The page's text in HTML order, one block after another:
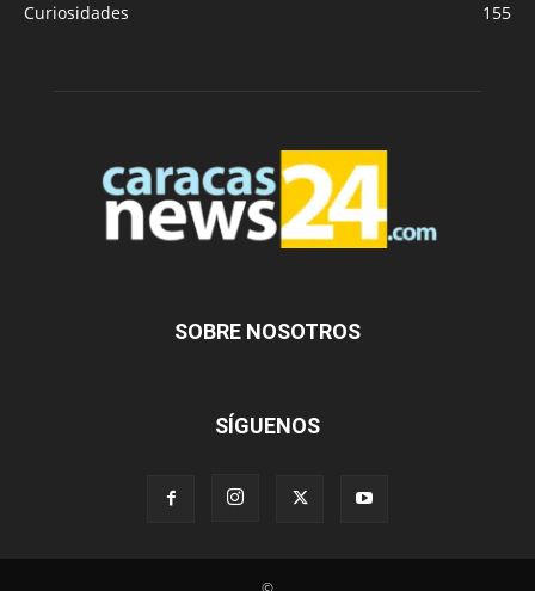
Curiosidades
155
SOBRE NOSOTROS
SÍGUENOS